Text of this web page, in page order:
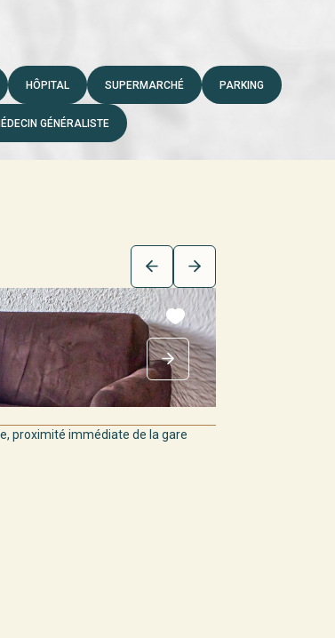
HÔPITAL SUPERMARCHÉ PARKING
GÉNÉRALISTE
proximité immédiate de la gare